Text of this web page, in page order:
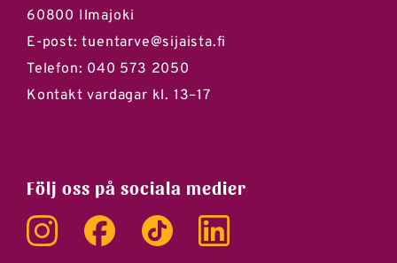
60800 Ilmajoki
E-post:tuentarve@sijaista.fi
Telefon: 040 573 2050
Kontakt vardagar kl. 13–17
Följ oss på sociala medier
Instagram Facebook Tik Tok